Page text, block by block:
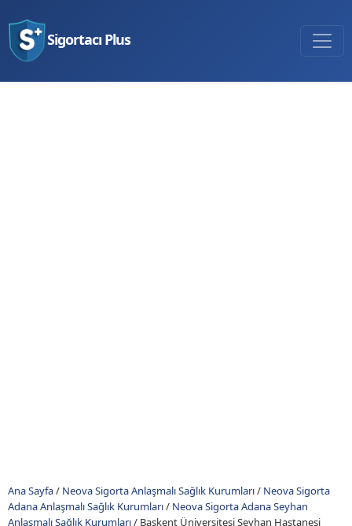
Sigortacı Plus
Ana Sayfa/ Neova Sigorta Anlaşmalı Sağlık Kurumları/ Neova Sigorta
Adana Anlaşmalı Sağlık Kurumları/ Neova Sigorta Adana Seyhan
Anlaşmalı Sağlık Kurumları/ Başkent Üniversitesi Seyhan Hastanesi